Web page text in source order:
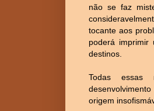
não se faz
tocante aos
poderá
destinos.
Todas essas
origem